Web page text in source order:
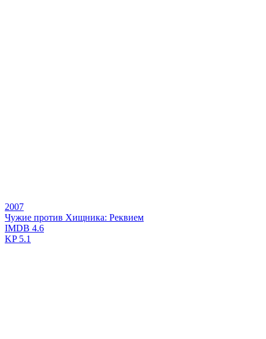
2007
Чужие против Хищника: Реквием
IMDB 4.6
KP5.1